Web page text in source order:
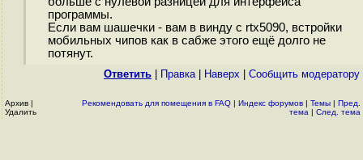
программы.
Если вам шашечки - вам в винду с rtx5090, встройки
мобильных чипов как в сабже этого ещё долго не
потянут.
Ответить Правка| Наверх Cообщить модератору
Архив |
Удалить
Рекомендовать для помещения в FAQ | Индекс форумов | Темы | Пред.
тема | След. тема